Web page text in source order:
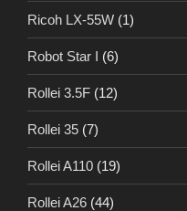
Ricoh LX-55W (1)
Robot Star I (6)
Rollei 3.5F (12)
Rollei 35 (7)
Rollei A110 (19)
Rollei A26 (44)